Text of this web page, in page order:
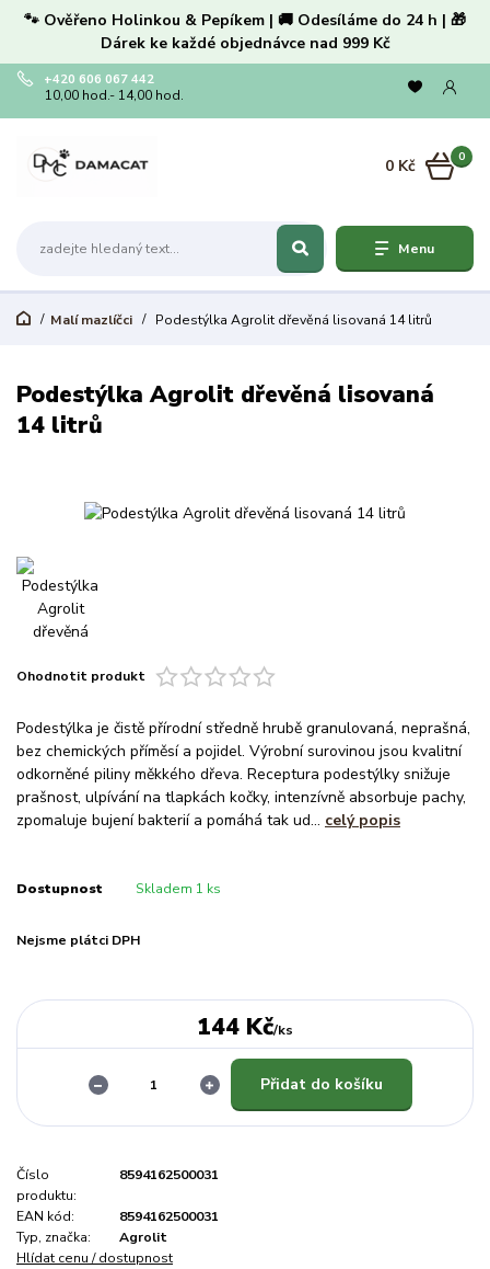
🐾 Ověřeno Holinkou & Pepíkem | 🚚 Odesíláme do 24 h | 🎁
Dárek ke každé objednávce nad 999 Kč
Menu
+420 606 067 442
10,00 hod.- 14,00 hod.
0
0 Kč
Malí mazlíčci Podestýlka Agrolit dřevěná lisovaná 14 litrů
Podestýlka Agrolit dřevěná lisovaná
14 litrů
Ohodnotit produkt
Podestýlka je čistě přírodní středně hrubě granulovaná, neprašná,
bez chemických příměsí a pojidel. Výrobní surovinou jsou kvalitní
odkorněné piliny měkkého dřeva. Receptura podestýlky snižuje
prašnost, ulpívání na tlapkách kočky, intenzívně absorbuje pachy,
zpomaluje bujení bakterií a pomáhá tak ud... celý popis
Dostupnost Skladem 1 ks
Nejsme plátci DPH
144 Kč/ks
Přidat do košíku
Číslo
produktu:
8594162500031
EAN kód:
8594162500031
Typ, značka:
Agrolit
Hlídat cenu / dostupnost